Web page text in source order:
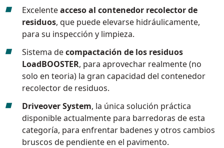
Excelenteacceso al contenedor recolector de
residuos, que puede elevarse hidráulicamente,
para su inspección y limpieza.
Sistema decompactación de los residuos
LoadBOOSTER, para aprovechar realmente (no
solo en teoria) la gran capacidad del contenedor
recolector de residuos.
Driveover System, la única solución práctica
disponible actualmente para barredoras de esta
categoría, para enfrentar badenes y otros cambios
bruscos de pendiente en el pavimento.